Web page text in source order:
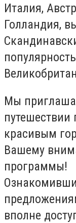
Италия,
Голландия,
Мы
красивым
Вашему
программы!
вполне